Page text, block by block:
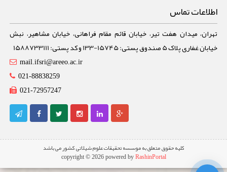
اطلاعات تماس
تهران، میدان هفت تیر، خیابان قائم مقام فراهانی، خیابان مشاهیر، نبش
خیابان غفاری پلاک 5 صندوق پستی: 15745-133 و کد پستی: 1588733111
mail.ifsri@areeo.ac.ir
021-88838259
021-72957247
کلیه حقوق متعلق به موسسه تحقیقات علوم شیلاتی کشور می باشد
copyright © 2026 powered by RashinPortal